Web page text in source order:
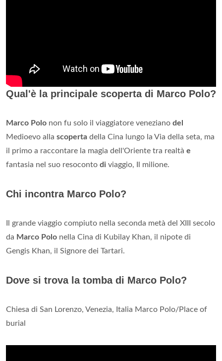
Qual'è la principale scoperta di Marco Polo?
Marco Polo non fu solo il viaggiatore veneziano del
Medioevo alla scoperta della Cina lungo la Via della seta, ma
il primo a raccontare la magia dell'Oriente tra realtà e
fantasia nel suo resoconto di viaggio, Il milione.
Chi incontra Marco Polo?
Il grande viaggio compiuto nella seconda metà del XIII secolo
da Marco Polo nella Cina di Kubilay Khan, il nipote di
Gengis Khan, il Signore dei Tartari.
Dove si trova la tomba di Marco Polo?
Chiesa di San Lorenzo, Venezia, Italia Marco Polo/Place of
burial